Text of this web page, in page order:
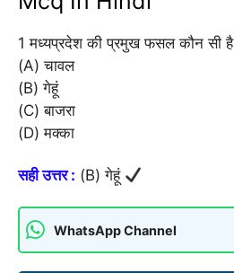
1 मध्यप्रदेश की प्रमुख फसल कौन सी है
(A) चावल
(B) गेहूं
(C) बाजरा
(D) मक्का
सही उत्तर : (B) गेहूं
WhatsApp Channel